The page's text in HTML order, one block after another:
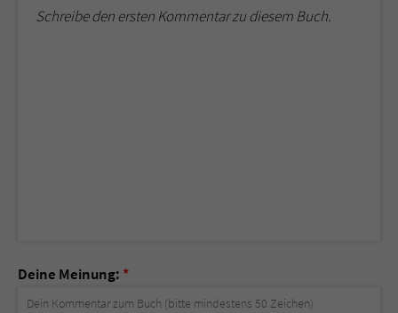
Schreibe den ersten Kommentar zu diesem Buch.
Deine Meinung: *